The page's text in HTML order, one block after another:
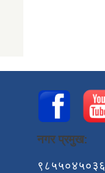
नगर प्रमुख:
९८५५०४५०३६